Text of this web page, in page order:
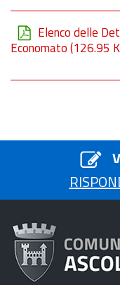
Elenco delle
Economato(126.95